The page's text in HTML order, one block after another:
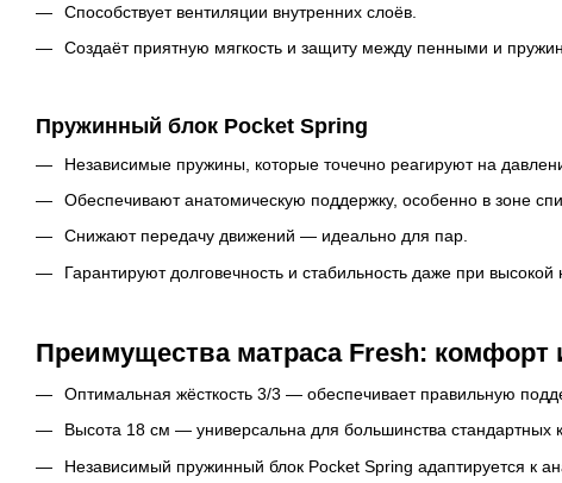
Способствует вентиляции внутренних слоёв.
Создаёт приятную мягкость и защиту между пенными и
Пружинный блок Pocket Spring
Независимые пружины, которые точечно реагируют на
Обеспечивают анатомическую поддержку, особенно в зоне
Снижают передачу движений — идеально для пар.
Гарантируют долговечность и стабильность даже при высокой
Преимущества матраса Fresh: комфорт
Оптимальная жёсткость 3/3 — обеспечивает правильную
Высота 18 см — универсальна для большинства стандартных
Независимый пружинный блок Pocket Spring адаптируется к